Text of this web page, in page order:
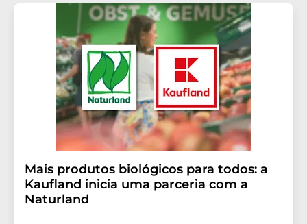
Mais produtos biológicos para todos: a
Kaufland inicia uma parceria com a
Naturland